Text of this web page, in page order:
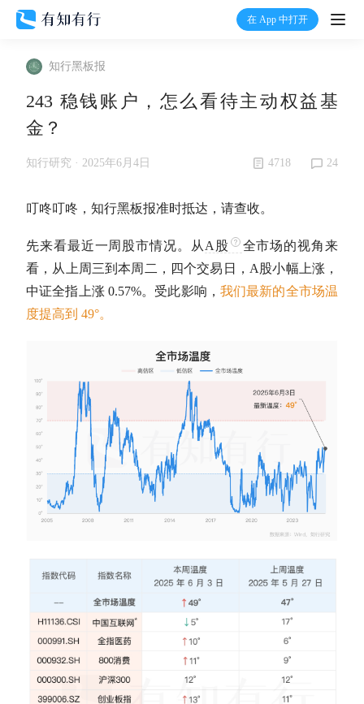
在 App 中打开
打
加入我们
知行黑板报
243 稳钱账户，怎么看待主动权益基
金？
知行研究 · 2025年6月4日 4718 24
叮咚叮咚，知行黑板报准时抵达，请查收。
先来看最近一周股市情况。从 A股
全市场的视角来
看，从上周三到本周二，四个交易日， A股小幅上涨，
中证全指上涨 0.57%。受此影响， 我们最新的全市场温
度提高到 49°。